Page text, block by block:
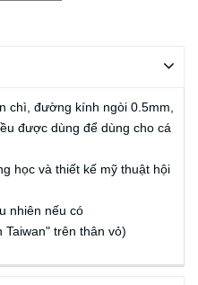
chì, đường kính ngòi 0.5mm,
được dùng để dùng cho cá
học và thiết kế mỹ thuật hội
nhiên nếu có
trên thân vỏ)